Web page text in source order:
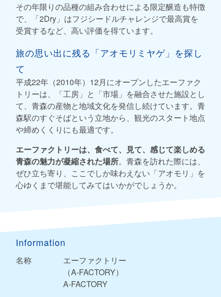
その年限りの品種の組み合わせによる限定醸造も特徴
で、「2Dry」はフジシードルチャレンジで最高賞を
受賞するなど、高い評価を得ています。
旅の思い出に残る「アオモリミヤゲ」を探し
て
平成22年（2010年）12月にオープンしたエーファク
トリーは、「工房」と「市場」を融合させた施設とし
て、青森の産物と地域文化を発信し続けています。青
森駅のすぐそばという立地から、観光のスタート地点
や締めくくりにも最適です。
エーファクトリーは、食べて、見て、感じて楽しめる
青森の魅力が凝縮された場所。青森を訪れた際には、
ぜひ立ち寄り、ここでしか味わえない「アオモリ」を
心ゆくまで堪能してみてはいかがでしょうか。
Information
名称
エーファクトリー
（A-FACTORY）
A-FACTORY